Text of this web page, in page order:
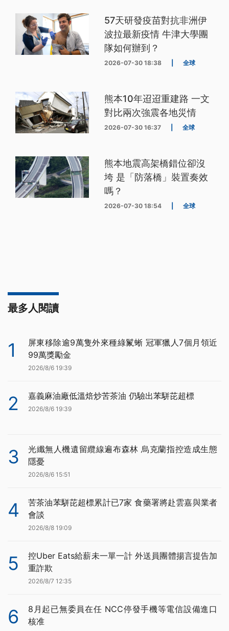
57天研發疫苗對抗非洲伊
波拉最新疫情 牛津大學團
隊如何辦到？
2026-07-30 18:38 全球
熊本10年迢迢重建路 一文
對比兩次強震各地災情
2026-07-30 16:37 全球
熊本地震高架橋錯位卻沒
垮 是「防落橋」裝置奏效
嗎？
2026-07-30 18:54 全球
最多人閱讀
1
屏東移除逾9萬隻外來種綠鬣蜥 冠軍獵人7個月領近
99萬獎勵金
2026/8/6 19:39
2 嘉義麻油廠低溫焙炒苦茶油 仍驗出苯駢芘超標
2026/8/6 19:39
3
光纖無人機遺留纜線遍布森林 烏克蘭指控造成生態
隱憂
2026/8/6 15:51
4
苦茶油苯駢芘超標累計已7家 食藥署將赴雲嘉與業者
會談
2026/8/8 19:09
5
控Uber Eats給薪未一單一計 外送員團體揚言提告加
重詐欺
2026/8/7 12:35
6
8月起已無委員在任 NCC停發手機等電信設備進口
核准